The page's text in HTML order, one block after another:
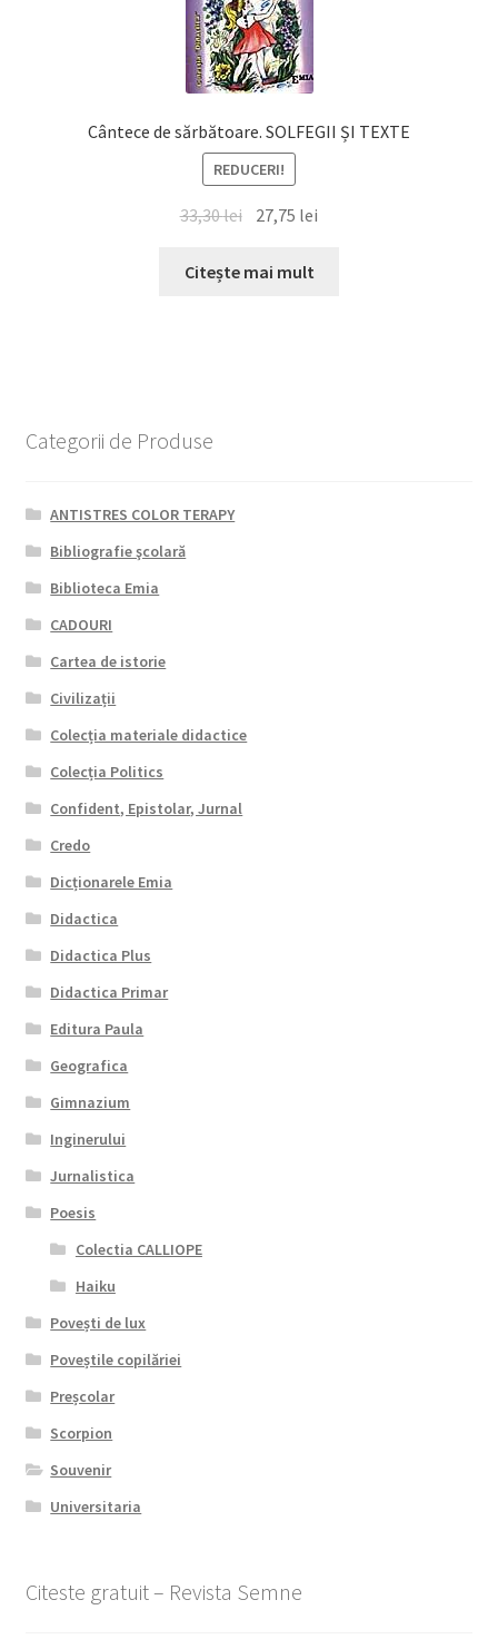
Cântece de sărbătoare. SOLFEGII ȘI TEXTE
REDUCERI!
33,30lei Prețul
a
27,75 lei
Citește mai mult
Categorii de Produse
ANTISTRES COLOR TERAPY
Bibliografie şcolară
Biblioteca Emia
CADOURI
Cartea de istorie
Civilizații
Colecția materiale didactice
Colecția Politics
Confident, Epistolar, Jurnal
Credo
Dicționarele Emia
Didactica
Didactica Plus
Didactica Primar
Editura Paula
Geografica
Gimnazium
Inginerului
Jurnalistica
Poesis
Colectia CALLIOPE
Haiku
Povești de lux
Poveștile copilăriei
Preșcolar
Scorpion
Souvenir
Universitaria
Citeste gratuit – Revista Semne